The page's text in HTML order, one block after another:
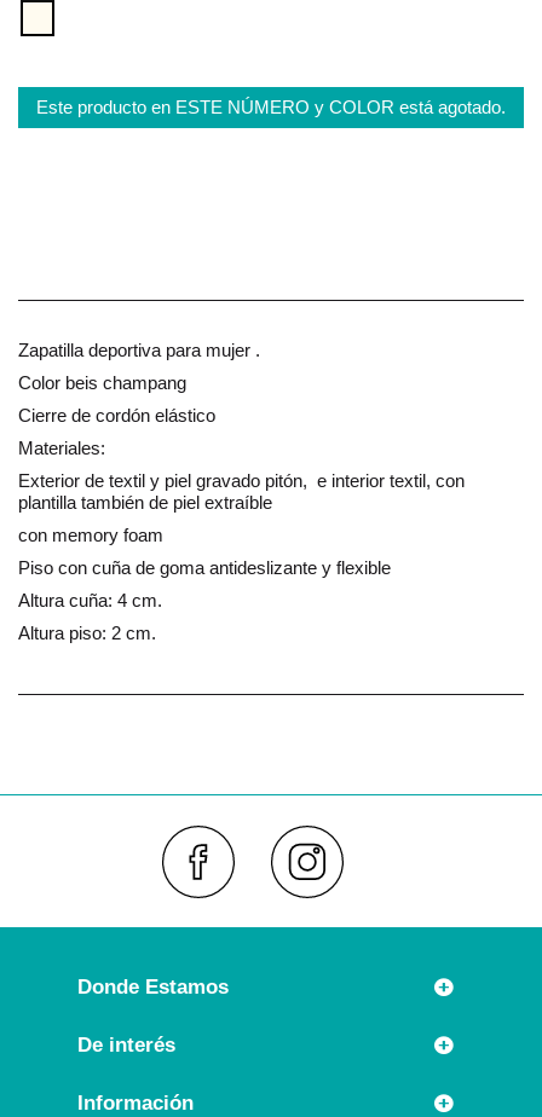
Este producto en ESTE NÚMERO y COLOR está agotado.
Zapatilla deportiva para mujer .
Color beis champang
Cierre de cordón elástico
Materiales:
Exterior de textil y piel gravado pitón, e interior textil, con
plantilla también de piel extraíble
con memory foam
Piso con cuña de goma antideslizante y flexible
Altura cuña: 4 cm.
Altura piso: 2 cm.
Donde Estamos
Rúa Príncipe 7
Llámanos:
De interés
Información